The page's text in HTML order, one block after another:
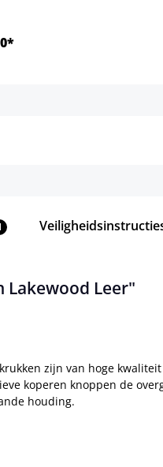
Leer"
zijn van hoge
koperen knoppen de
houding.